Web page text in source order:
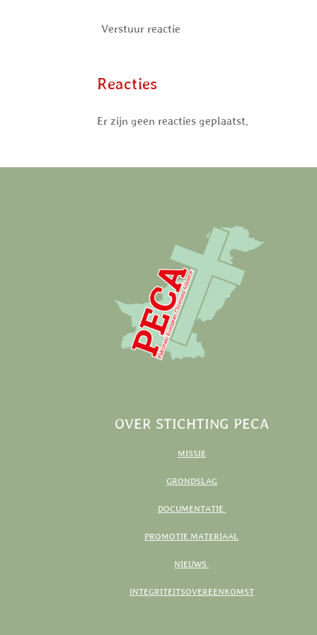
Verstuur reactie
Reacties
Er zijn geen reacties geplaatst.
OVER STICHTING PECA
MISSIE
GRONDSLAG
DOCUMENTATIE
PROMOTIE MATERIAAL
NIEUWS
INTEGRITEITSOVEREENKOMST